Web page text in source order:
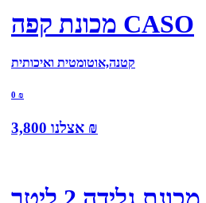
מכונת קפה CASO
קטנה,אוטומטית ואיכותית
0 ₪
אצלנו 3,800 ₪